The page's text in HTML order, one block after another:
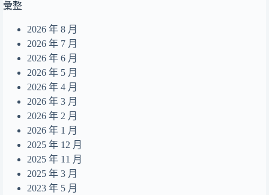
end of a life
14Summer Dream
15無人之島
16目及皆是你
17摺縫中的夢
18Daydreamer
彙整
2026 年 8 月
2026 年 7 月
2026 年 6 月
2026 年 5 月
2026 年 4 月
2026 年 3 月
2026 年 2 月
2026 年 1 月
2025 年 12 月
2025 年 11 月
2025 年 3 月
2023 年 5 月